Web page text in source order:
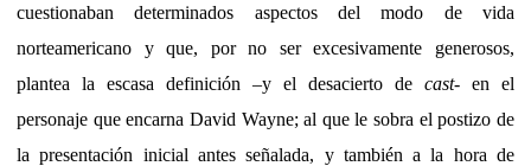
cuestionaban determinados aspectos del modo de vida
norteamericano y que, por no ser excesivamente generosos,
plantea la escasa definición –y el desacierto de cast- en el
personaje que encarna David Wayne; al que le sobra el postizo de
la presentación inicial antes señalada, y también a la hora de